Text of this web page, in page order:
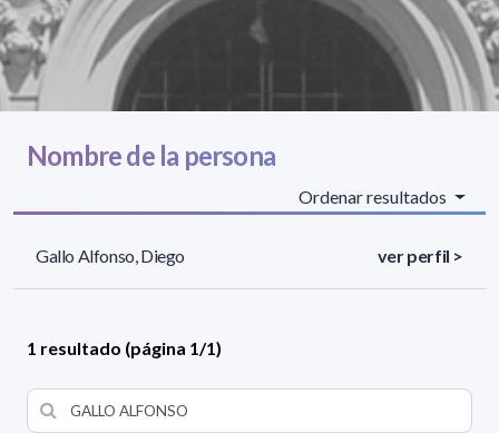
Nombre de la persona
Ordenar resultados
Gallo Alfonso, Diego ver perfil >
1 resultado (página 1/1)